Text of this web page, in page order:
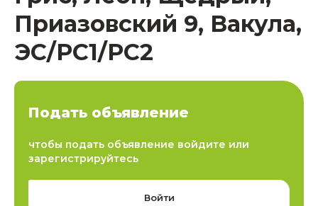
Приазовский 9, Вакула,
ЭС/РС1/РС2
Подать объявление
чтобы подать объявление войдите или
зарегистрируйтесь
Войти